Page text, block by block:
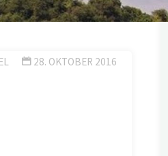
28. OKTOBER 2016